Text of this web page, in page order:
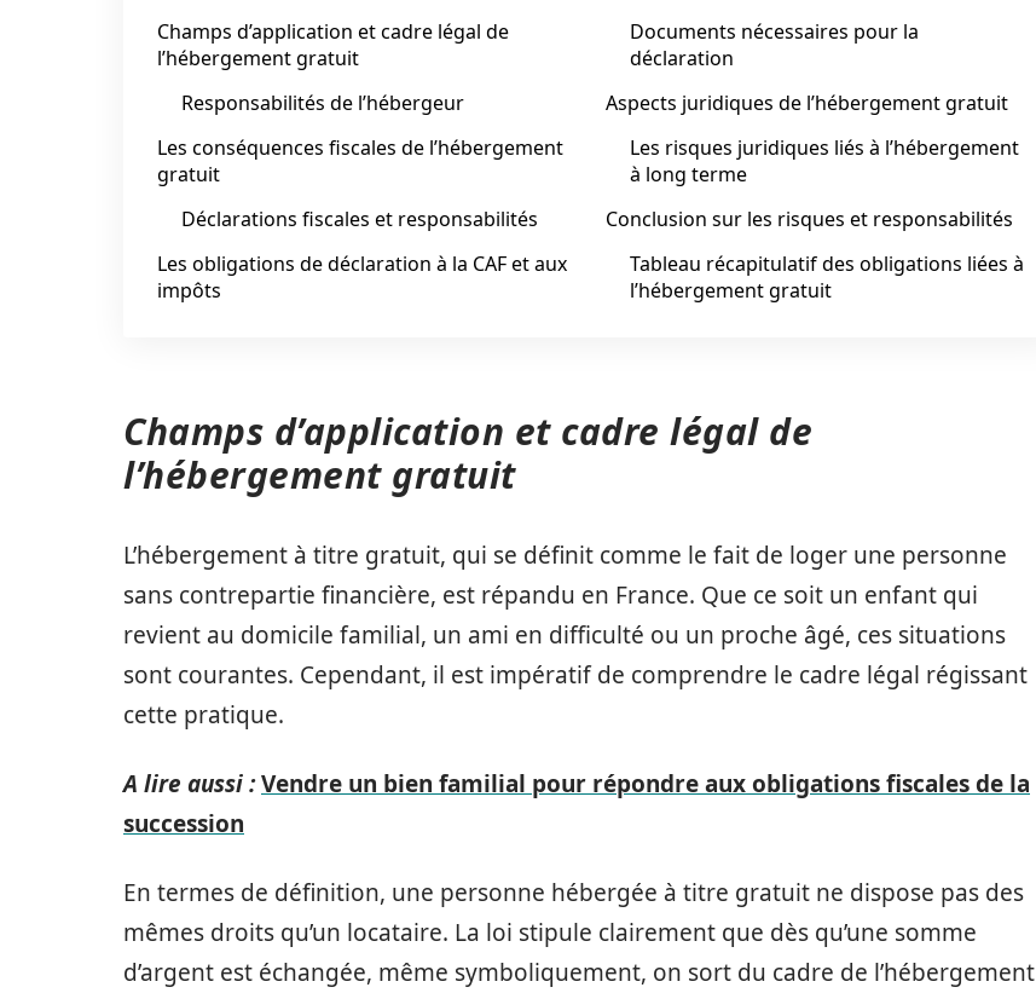
Champs d’application et cadre légal de
l’hébergement gratuit
Responsabilités de l’hébergeur
Les conséquences fiscales de l’hébergement
gratuit
Déclarations fiscales et responsabilités
Les obligations de déclaration à la CAF et aux
impôts
Documents nécessaires pour la
déclaration
Aspects juridiques de l’hébergement gratuit
Les risques juridiques liés à l’hébergement
à long terme
Conclusion sur les risques et responsabilités
Tableau récapitulatif des obligations liées à
l’hébergement gratuit
Champs d’application et cadre légal de
l’hébergement gratuit
L’hébergement à titre gratuit, qui se définit comme le fait de loger une personne
sans contrepartie financière, est répandu en France. Que ce soit un enfant qui
revient au domicile familial, un ami en difficulté ou un proche âgé, ces situations
sont courantes. Cependant, il est impératif de comprendre le cadre légal régissant
cette pratique.
A lire aussi :Vendre un bien familial pour répondre aux obligations fiscales de la
succession
En termes de définition, une personne hébergée à titre gratuit ne dispose pas des
mêmes droits qu’un locataire. La loi stipule clairement que dès qu’une somme
d’argent est échangée, même symboliquement, on sort du cadre de l’hébergement